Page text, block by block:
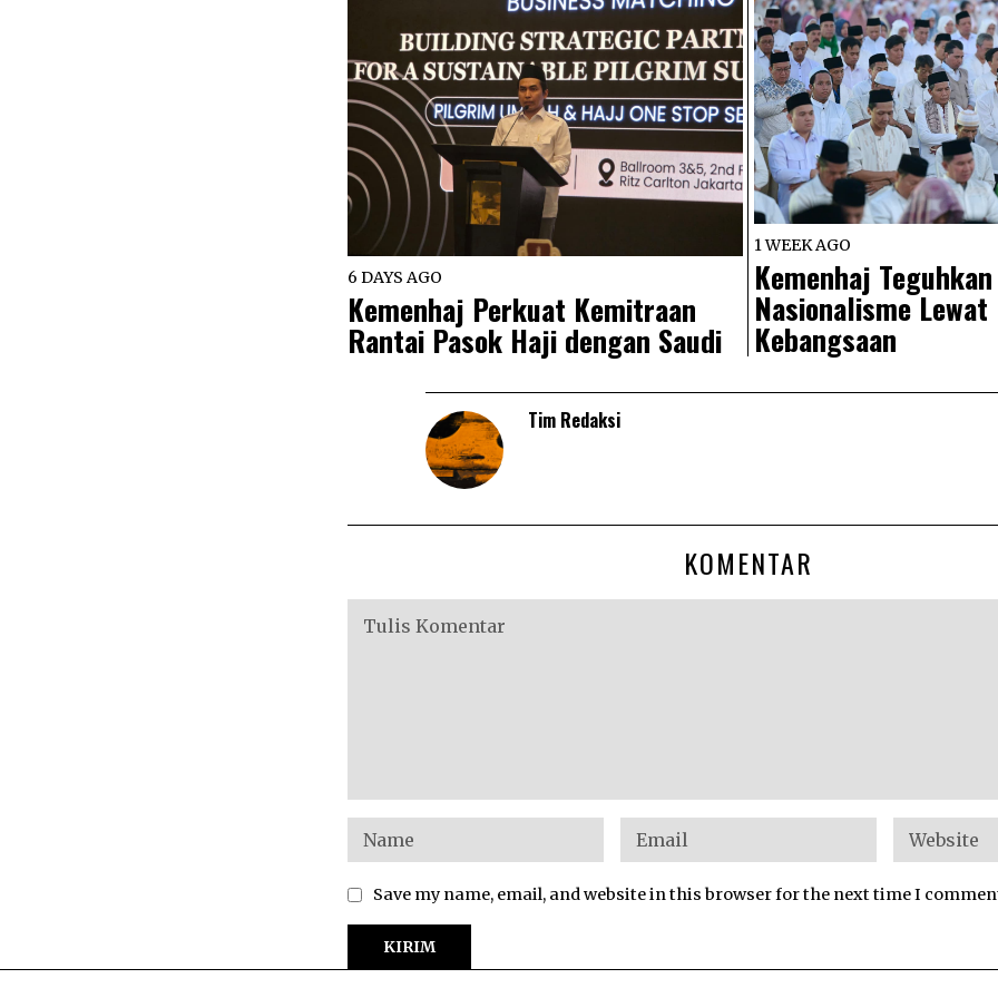
6 DAYS AGO
Kemenhaj Perkuat Kemitraan
Rantai Pasok Haji dengan Saudi
1 WEEK AGO
Kemenhaj Teguhkan
Nasionalisme Lewat
Kebangsaan
Tim Redaksi
KOMENTAR
Save my name, email, and website in this browser for the next time I